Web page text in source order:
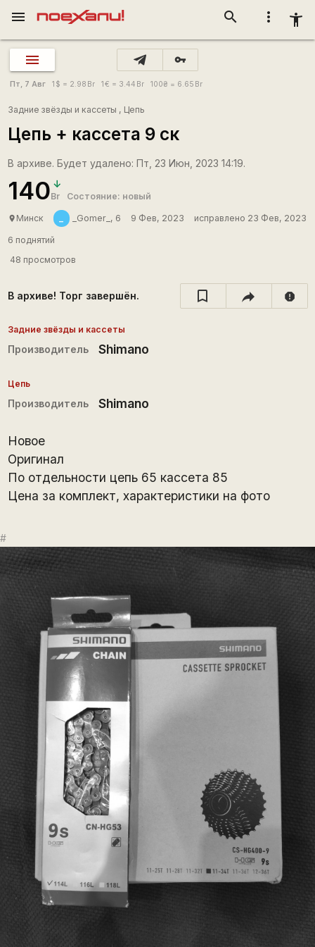
more_vert accessibility_new
search
menu
vpn_key
Пт, 7 Авг 1 $ = 2.98 Br 1€ = 3.44 Br 100₴ = 6.65 Br
Задние звёзды и кассеты , Цепь
Цепь + кассета 9 ск
В архиве. Будет удалено: Пт, 23 Июн, 2023 14:19.
140Br Состояние: новый
place Минск _Gomer_, 6 9 Фев, 2023 исправлено 23 Фев, 2023
6 поднятий
48 просмотров
В архиве! Торг завершён. report
Задние звёзды и кассеты
Производитель Shimano
Цепь
Производитель Shimano
Новое
Оригинал
По отдельности цепь 65 кассета 85
Цена за комплект, характеристики на фото
#